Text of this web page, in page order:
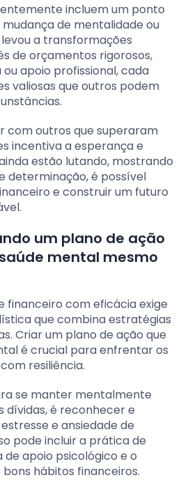
incluem um ponto
de mentalidade ou
a transformações
de orçamentos rigorosos,
apoio profissional, cada
valiosas que outros podem
com outros que superaram
incentiva a esperança e
estão lutando, mostrando
determinação, é possível
e construir um futuro
um plano de ação
mental mesmo
financeiro com eficácia exige
que combina estratégias
Criar um plano de ação que
é crucial para enfrentar os
resiliência.
se manter mentalmente
dívidas, é reconhecer e
e ansiedade de
pode incluir a prática de
de apoio psicológico e o
hábitos financeiros.